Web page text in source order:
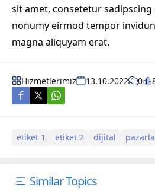
sit amet, consetetur sadipscing
nonumy eirmod tempor
magna aliquyam erat.
Hizmetlerimiz 13.10.2022 0
etiket 1 etiket 2 dijital
Similar Topics